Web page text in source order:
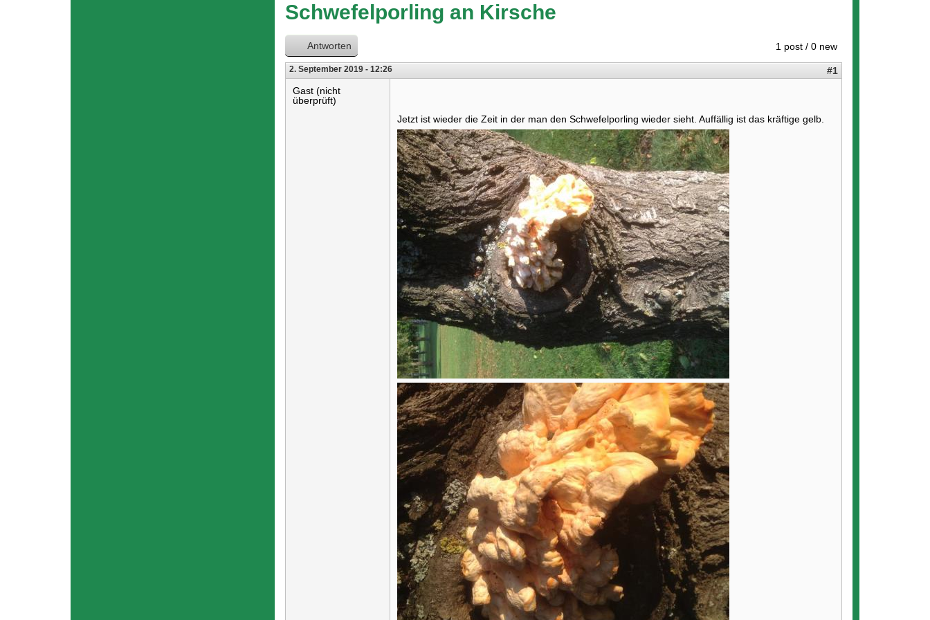
Schwefelporling an Kirsche
1 post / 0 new
Antworten
2. September 2019 - 12:26
#1
Gast (nicht
überprüft)
Jetzt ist wieder die Zeit in der man den Schwefelporling wieder sieht. Auffällig ist das kräftige gelb.